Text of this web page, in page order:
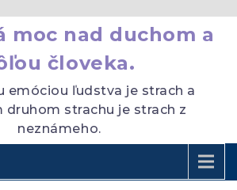
moc nad duchom a
človeka.
emóciou ľudstva je strach a
druhom strachu je strach z
neznámeho.